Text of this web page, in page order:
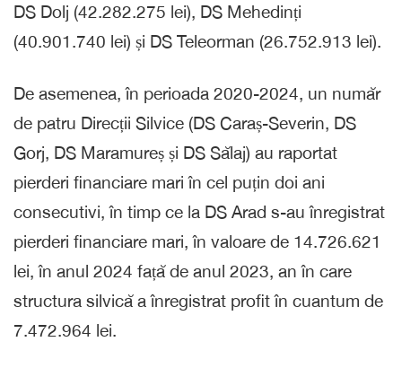
DS Dolj (42.282.275 lei), DS Mehedinți
(40.901.740 lei) și DS Teleorman (26.752.913 lei).
De asemenea, în perioada 2020-2024, un număr
de patru Direcții Silvice (DS Caraș-Severin, DS
Gorj, DS Maramureș și DS Sălaj) au raportat
pierderi financiare mari în cel puțin doi ani
consecutivi, în timp ce la DS Arad s-au înregistrat
pierderi financiare mari, în valoare de 14.726.621
lei, în anul 2024 față de anul 2023, an în care
structura silvică a înregistrat profit în cuantum de
7.472.964 lei.